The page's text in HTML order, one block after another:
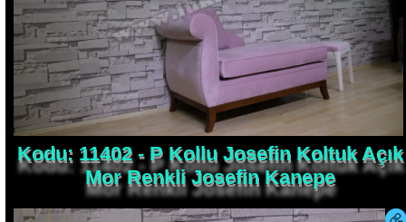
Kodu: 11402 - P Kollu Josefin Koltuk Açık
Mor Renkli Josefin Kanepe